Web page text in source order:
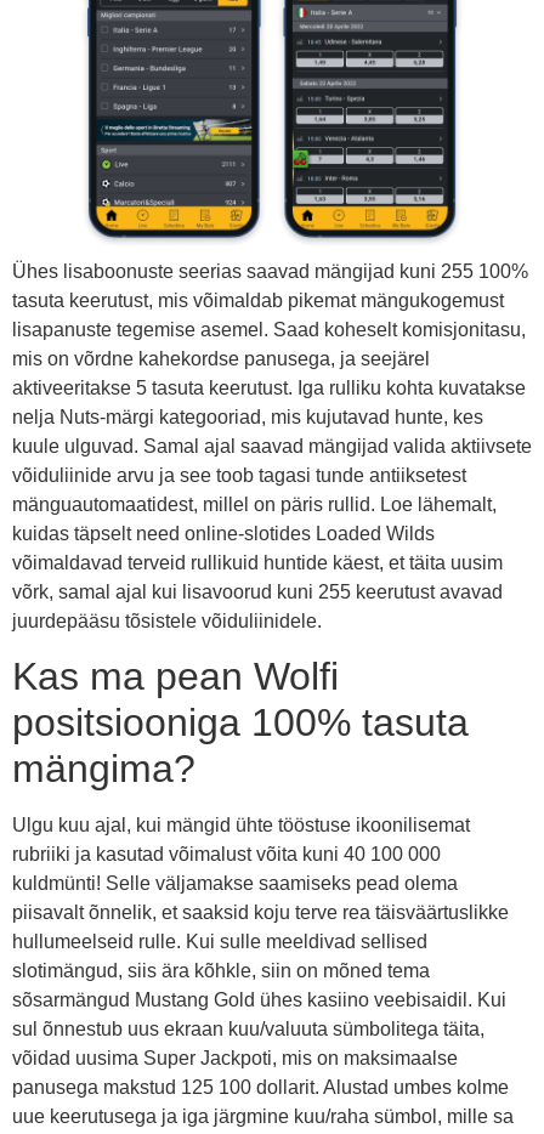
Ühes lisaboonuste seerias saavad mängijad kuni 255 100%
tasuta keerutust, mis võimaldab pikemat mängukogemust
lisapanuste tegemise asemel. Saad koheselt komisjonitasu,
mis on võrdne kahekordse panusega, ja seejärel
aktiveeritakse 5 tasuta keerutust. Iga rulliku kohta kuvatakse
nelja Nuts-märgi kategooriad, mis kujutavad hunte, kes
kuule ulguvad. Samal ajal saavad mängijad valida aktiivsete
võiduliinide arvu ja see toob tagasi tunde antiiksetest
mänguautomaatidest, millel on päris rullid. Loe lähemalt,
kuidas täpselt need online-slotides Loaded Wilds
võimaldavad terveid rullikuid huntide käest, et täita uusim
võrk, samal ajal kui lisavoorud kuni 255 keerutust avavad
juurdepääsu tõsistele võiduliinidele.
Kas ma pean Wolfi
positsiooniga 100% tasuta
mängima?
Ulgu kuu ajal, kui mängid ühte tööstuse ikoonilisemat
rubriiki ja kasutad võimalust võita kuni 40 100 000
kuldmünti! Selle väljamakse saamiseks pead olema
piisavalt õnnelik, et saaksid koju terve rea täisväärtuslikke
hullumeelseid rulle. Kui sulle meeldivad sellised
slotimängud, siis ära kõhkle, siin on mõned tema
sõsarmängud Mustang Gold ühes kasiino veebisaidil. Kui
sul õnnestub uus ekraan kuu/valuuta sümbolitega täita,
võidad uusima Super Jackpoti, mis on maksimaalse
panusega makstud 125 100 dollarit. Alustad umbes kolme
uue keerutusega ja iga järgmine kuu/raha sümbol, mille sa